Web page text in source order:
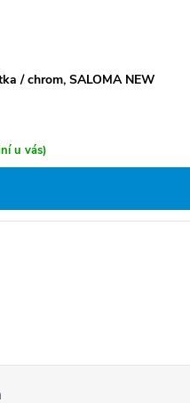
/ chrom, SALOMA NEW
u vás)